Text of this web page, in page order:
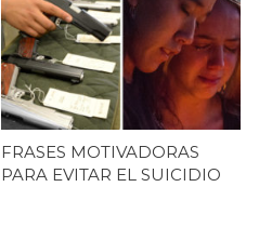
FRASES MOTIVADORAS
PARA EVITAR EL SUICIDIO